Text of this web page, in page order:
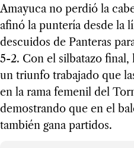
Amayuca no perdió la
afinó la puntería desde la
descuidos de Panteras
5-2. Con el silbatazo final,
un triunfo trabajado que
en la rama femenil del
demostrando que en el
también gana partidos.